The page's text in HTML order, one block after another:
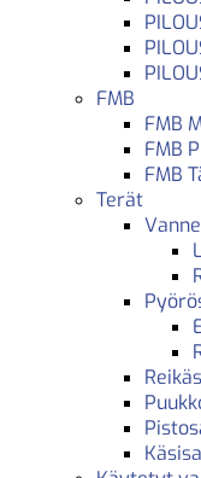
FMB
FMB
FMB
FMB
Terät